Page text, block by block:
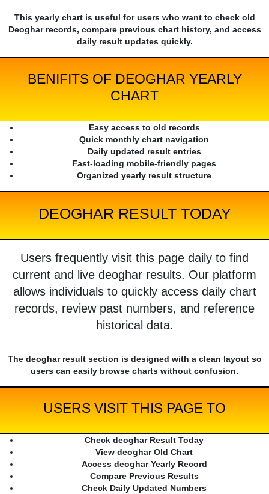
This yearly chart is useful for users who want to check old
Deoghar records, compare previous chart history, and access
daily result updates quickly.
BENIFITS OF DEOGHAR YEARLY
CHART
Easy access to old records
Quick monthly chart navigation
Daily updated result entries
Fast-loading mobile-friendly pages
Organized yearly result structure
DEOGHAR RESULT TODAY
Users frequently visit this page daily to find
current and live deoghar results. Our platform
allows individuals to quickly access daily chart
records, review past numbers, and reference
historical data.
The deoghar result section is designed with a clean layout so
users can easily browse charts without confusion.
USERS VISIT THIS PAGE TO
Check deoghar Result Today
View deoghar Old Chart
Access deoghar Yearly Record
Compare Previous Results
Check Daily Updated Numbers